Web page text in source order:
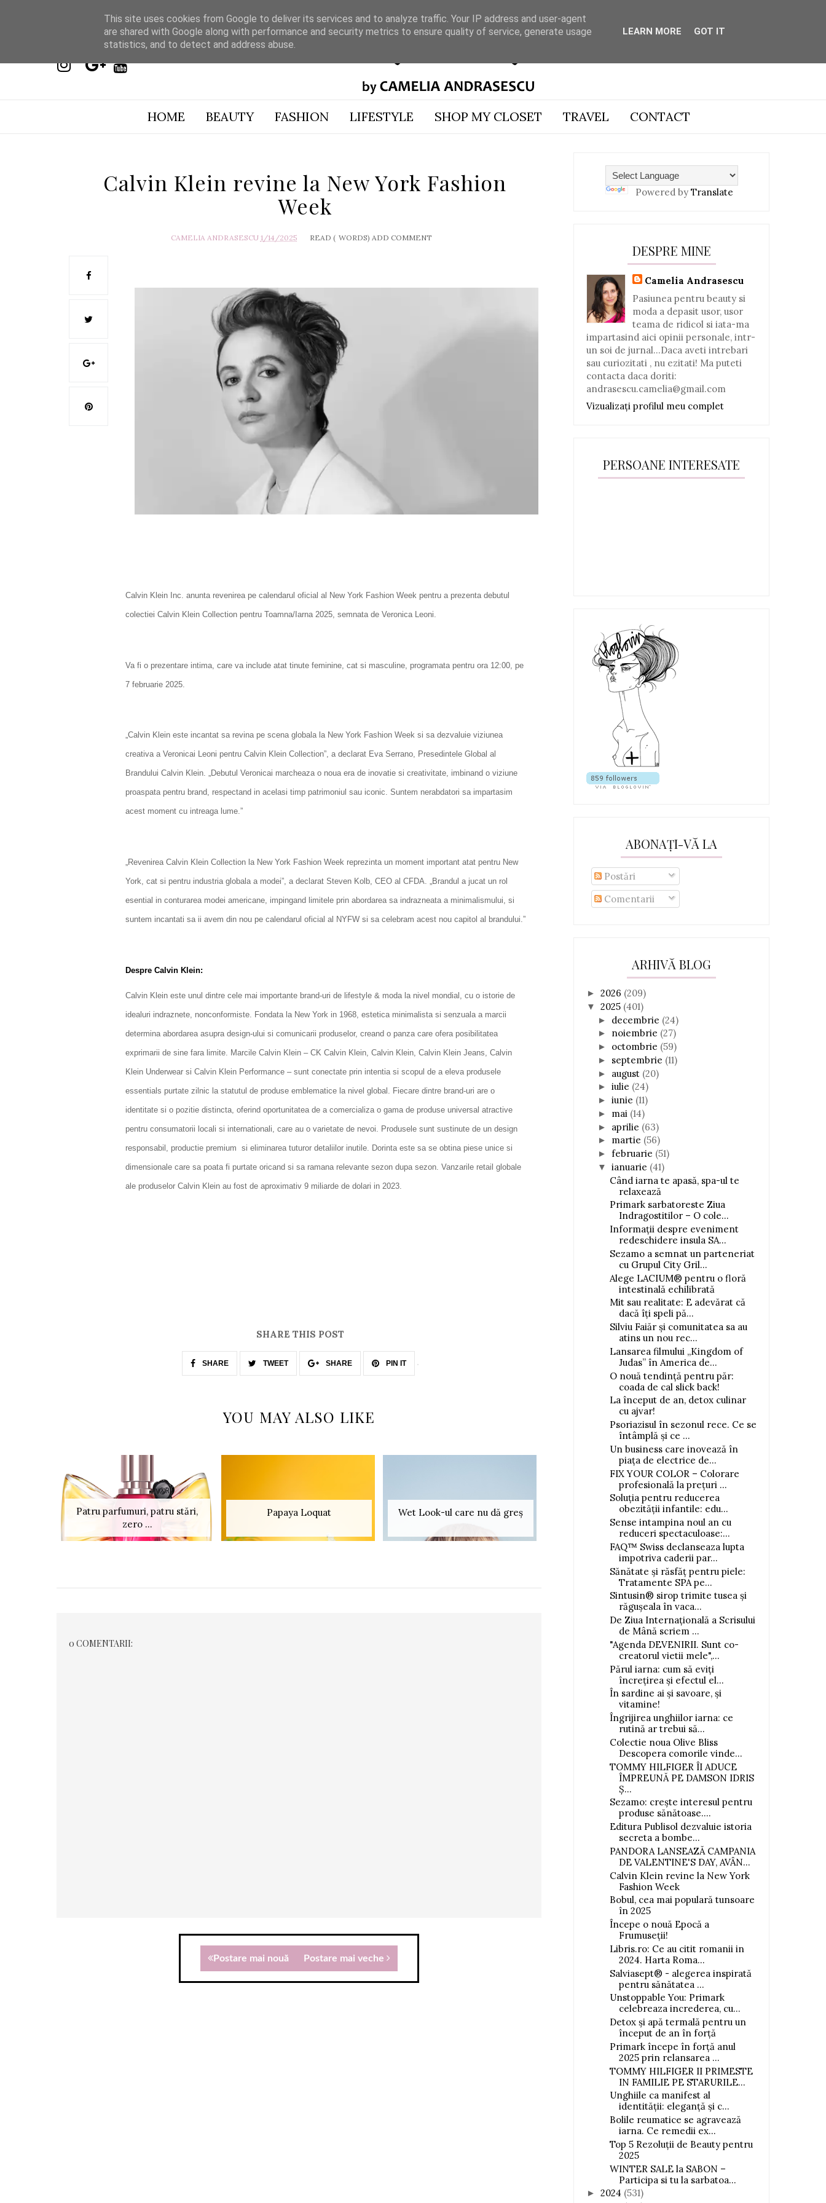
HOME BEAUTY FASHION LIFESTYLE SHOP MY CLOSET TRAVEL CONTACT
Calvin Klein revine la New York Fashion
Week
CAMELIA ANDRASESCU 1/14/2025 READ ( WORDS) ADD COMMENT
Calvin Klein Inc. anunta revenirea pe calendarul oficial al New York Fashion Week pentru a prezenta debutul
colectiei Calvin Klein Collection pentru Toamna/Iarna 2025, semnata de Veronica Leoni.
Va fi o prezentare intima, care va include atat tinute feminine, cat si masculine, programata pentru ora 12:00, pe
7 februarie 2025.
„Calvin Klein este incantat sa revina pe scena globala la New York Fashion Week si sa dezvaluie viziunea
creativa a Veronicai Leoni pentru Calvin Klein Collection”, a declarat Eva Serrano, Presedintele Global al
Brandului Calvin Klein. „Debutul Veronicai marcheaza o noua era de inovatie si creativitate, imbinand o viziune
proaspata pentru brand, respectand in acelasi timp patrimoniul sau iconic. Suntem nerabdatori sa impartasim
acest moment cu intreaga lume.”
„Revenirea Calvin Klein Collection la New York Fashion Week reprezinta un moment important atat pentru New
York, cat si pentru industria globala a modei”, a declarat Steven Kolb, CEO al CFDA. „Brandul a jucat un rol
esential in conturarea modei americane, impingand limitele prin abordarea sa indrazneata a minimalismului, si
suntem incantati sa ii avem din nou pe calendarul oficial al NYFW si sa celebram acest nou capitol al brandului.”
Despre Calvin Klein:
Calvin Klein este unul dintre cele mai importante brand-uri de lifestyle & moda la nivel mondial, cu o istorie de
idealuri indraznete, nonconformiste. Fondata la New York in 1968, estetica minimalista si senzuala a marcii
determina abordarea asupra design-ului si comunicarii produselor, creand o panza care ofera posibilitatea
exprimarii de sine fara limite. Marcile Calvin Klein – CK Calvin Klein, Calvin Klein, Calvin Klein Jeans, Calvin
Klein Underwear si Calvin Klein Performance – sunt conectate prin intentia si scopul de a eleva produsele
essentials purtate zilnic la statutul de produse emblematice la nivel global. Fiecare dintre brand-uri are o
identitate si o pozitie distincta, oferind oportunitatea de a comercializa o gama de produse universal atractive
pentru consumatorii locali si internationali, care au o varietate de nevoi. Produsele sunt sustinute de un design
responsabil, productie premium si eliminarea tuturor detaliilor inutile. Dorinta este sa se obtina piese unice si
dimensionale care sa poata fi purtate oricand si sa ramana relevante sezon dupa sezon. Vanzarile retail globale
ale produselor Calvin Klein au fost de aproximativ 9 miliarde de dolari in 2023.
SHARE THIS POST
SHARE TWEET SHARE PIN IT
YOU MAY ALSO LIKE
Patru parfumuri, patru stări,
zero ...
Papaya Loquat Wet Look-ul care nu dă greș
Sezamo: Vânzările de
înghețată arti...
0 COMENTARII:
Postare mai nouă Postare mai veche
Powered by Translate
DESPRE MINE
Camelia Andrasescu
Pasiunea pentru beauty si
moda a depasit usor, usor
teama de ridicol si iata-ma
impartasind aici opinii personale, intr-
un soi de jurnal...Daca aveti intrebari
sau curiozitati , nu ezitati! Ma puteti
contacta daca doriti:
andrasescu.camelia@gmail.com
Vizualizați profilul meu complet
PERSOANE INTERESATE
ABONAȚI-VĂ LA
Postări
Comentarii
ARHIVĂ BLOG
► 2026 (209)
▼ 2025 (401)
► decembrie (24)
► noiembrie (27)
► octombrie (59)
► septembrie (11)
► august (20)
► iulie (24)
► iunie (11)
► mai (14)
► aprilie (63)
► martie (56)
► februarie (51)
▼ ianuarie (41)
Când iarna te apasă, spa-ul te
relaxează
Primark sarbatoreste Ziua
Indragostitilor – O cole...
Informații despre eveniment
redeschidere insula SA...
Sezamo a semnat un parteneriat
cu Grupul City Gril...
Alege LACIUM® pentru o floră
intestinală echilibrată
Mit sau realitate: E adevărat că
dacă îți speli pă...
Silviu Faiăr și comunitatea sa au
atins un nou rec...
Lansarea filmului „Kingdom of
Judas” în America de...
O nouă tendință pentru păr:
coada de cal slick back!
La început de an, detox culinar
cu ajvar!
Psoriazisul în sezonul rece. Ce se
întâmplă și ce ...
Un business care inovează în
piața de electrice de...
FIX YOUR COLOR – Colorare
profesională la prețuri ...
Soluția pentru reducerea
obezității infantile: edu...
Sense intampina noul an cu
reduceri spectaculoase:...
FAQ™ Swiss declanseaza lupta
impotriva caderii par...
Sănătate și răsfăț pentru piele:
Tratamente SPA pe...
Sintusin® sirop trimite tusea și
răgușeala în vaca...
De Ziua Internațională a Scrisului
de Mână scriem ...
"Agenda DEVENIRII. Sunt co-
creatorul vietii mele",...
Părul iarna: cum să eviți
încrețirea și efectul el...
În sardine ai și savoare, și
vitamine!
Îngrijirea unghiilor iarna: ce
rutină ar trebui să...
Colectie noua Olive Bliss
Descopera comorile vinde...
TOMMY HILFIGER ÎI ADUCE
ÎMPREUNĂ PE DAMSON IDRIS
Ș...
Sezamo: crește interesul pentru
produse sănătoase....
Editura Publisol dezvaluie istoria
secreta a bombe...
PANDORA LANSEAZĂ CAMPANIA
DE VALENTINE'S DAY, AVÂN...
Calvin Klein revine la New York
Fashion Week
Bobul, cea mai populară tunsoare
în 2025
Începe o nouă Epocă a
Frumuseții!
Libris.ro: Ce au citit romanii in
2024. Harta Roma...
Salviasept® - alegerea inspirată
pentru sănătatea ...
Unstoppable You: Primark
celebreaza increderea, cu...
Detox și apă termală pentru un
început de an în forță
Primark începe în forță anul
2025 prin relansarea ...
TOMMY HILFIGER II PRIMESTE
IN FAMILIE PE STARURILE...
Unghiile ca manifest al
identității: eleganță și c...
Bolile reumatice se agravează
iarna. Ce remedii ex...
Top 5 Rezoluții de Beauty pentru
2025
WINTER SALE la SABON –
Participa si tu la sarbatoa...
► 2024 (531)
This site uses cookies from Google to deliver its services and to analyze traffic. Your IP address and user-agent
are shared with Google along with performance and security metrics to ensure quality of service, generate usage
statistics, and to detect and address abuse.
LEARN MORE GOT IT